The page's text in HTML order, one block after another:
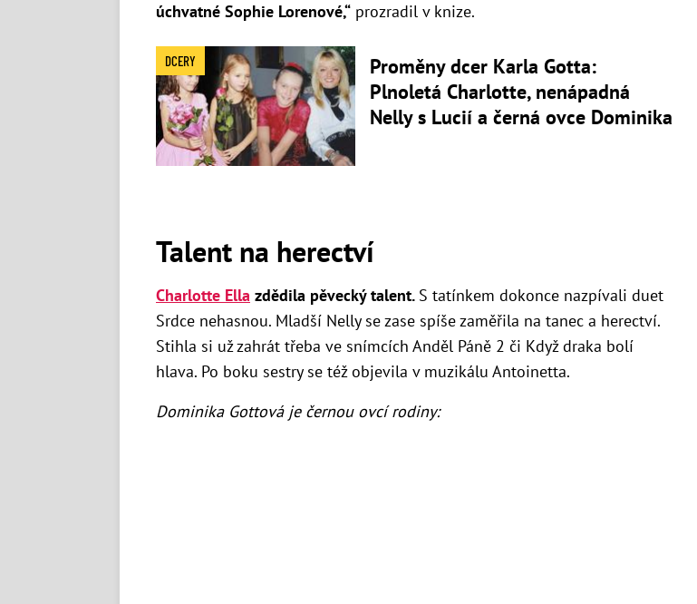
úchvatné Sophie Lorenové,“ prozradil v knize.
DCERY
Proměny dcer Karla Gotta:
Plnoletá Charlotte, nenápadná
Nelly s Lucií a černá ovce Dominika
Talent na herectví
Charlotte Ella zdědila pěvecký talent. S tatínkem dokonce nazpívali duet
Srdce nehasnou. Mladší Nelly se zase spíše zaměřila na tanec a herectví.
Stihla si už zahrát třeba ve snímcích Anděl Páně 2 či Když draka bolí
hlava. Po boku sestry se též objevila v muzikálu Antoinetta.
Dominika Gottová je černou ovcí rodiny: